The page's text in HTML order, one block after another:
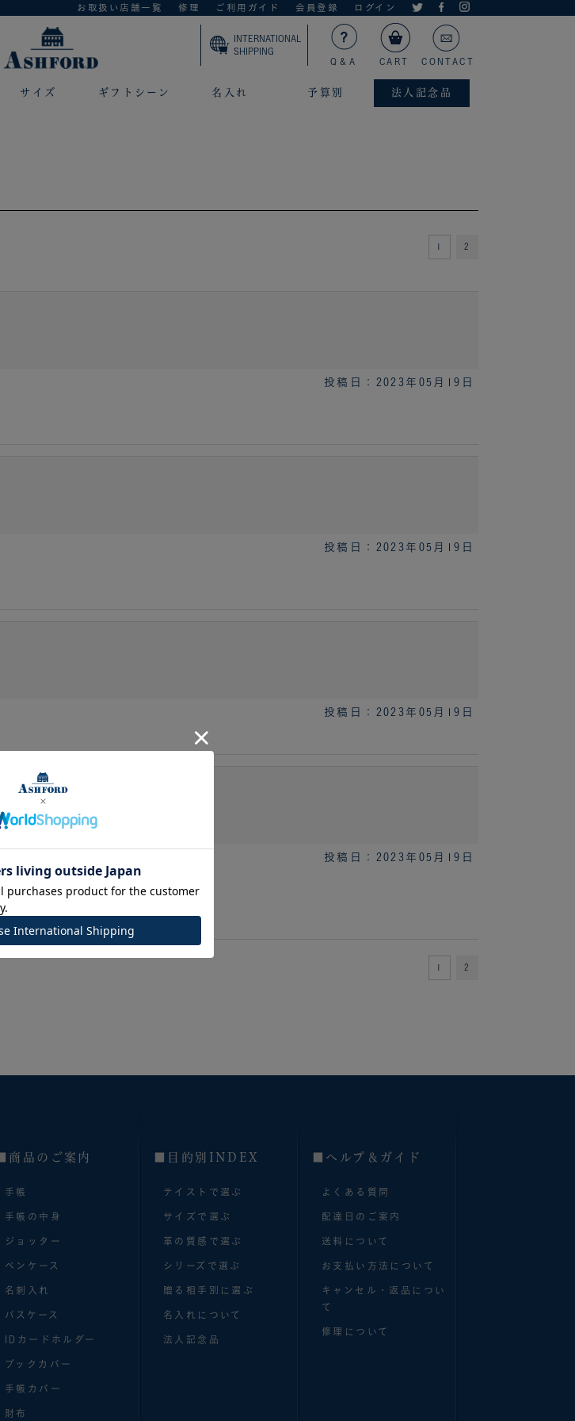
お取扱い店舗一覧 修理 ご利用ガイド 会員登録 ログイン
INTERNATIONAL
SHIPPING
Q＆A
CART CONTACT
サイズ ギフトシーン 名入れ 予算別 法人記念品
2
投稿日：2023年05月19日
投稿日：2023年05月19日
投稿日：2023年05月19日
投稿日：2023年05月19日
2
■商品のご案内
手帳
手帳の中身
ジョッター
ペンケース
名刺入れ
パスケース
IDカードホルダー
ブックカバー
手帳カバー
財布
■目的別INDEX
テイストで選ぶ
サイズで選ぶ
革の質感で選ぶ
シリーズで選ぶ
贈る相手別に選ぶ
名入れについて
法人記念品
■へルプ＆ガイド
よくある質問
配達日のご案内
送料について
お支払い方法について
キャンセル・返品につい
て
修理について